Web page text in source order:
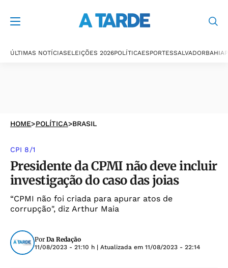
ÚLTIMAS NOTÍCIASELEIÇÕES 2026POLÍTICAESPORTESSALVADORBAHIA
HOME>POLÍTICA>BRASIL
CPI 8/1
Presidente da CPMI não deve incluir
investigação do caso das joias
“CPMI não foi criada para apurar atos de
corrupção", diz Arthur Maia
Por Da Redação
11/08/2023 - 21:10 h | Atualizada em 11/08/2023 - 22:14